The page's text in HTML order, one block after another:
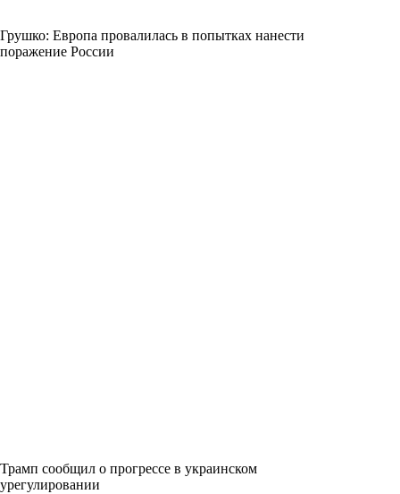
Грушко: Европа провалилась в попытках нанести
поражение России
Трамп сообщил о прогрессе в украинском
урегулировании